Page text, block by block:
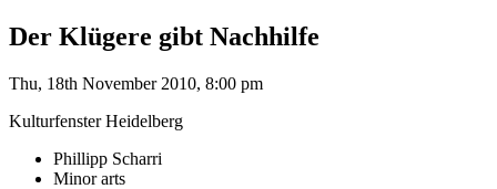
Der Klügere gibt Nachhilfe
Thu, 18th November 2010, 8:00 pm
Kulturfenster Heidelberg
Phillipp Scharri
Minor arts